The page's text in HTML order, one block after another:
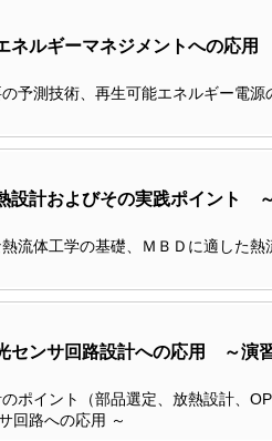
ネルギーマネジメントへの応
予測技術、再生可能エネルギー電源
設計およびその実践ポイント
流体工学の基礎、ＭＢＤに適した熱
センサ回路設計への応用 ～
ポイント（部品選定、放熱設計、
回路への応用 ～